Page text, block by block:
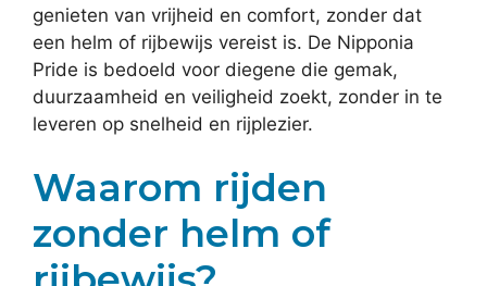
genieten van vrijheid en comfort, zonder dat
een helm of rijbewijs vereist is. De Nipponia
Pride is bedoeld voor diegene die gemak,
duurzaamheid en veiligheid zoekt, zonder in te
leveren op snelheid en rijplezier.
Waarom rijden
zonder helm of